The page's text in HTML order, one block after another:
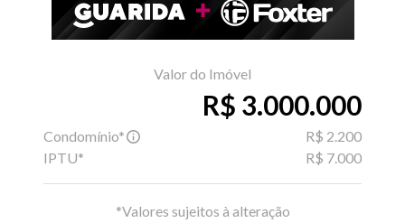
Valor do Imóvel
R$ 3.000.000
Condomínio*
R$ 2.200
IPTU*
R$ 7.000
*Valores sujeitos à alteração